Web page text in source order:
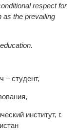
respect for
as the prevailing
– студент,
институт, г.